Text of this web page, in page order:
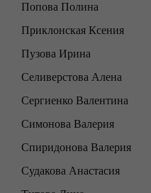
Попова Полина
Приклонская Ксения
Пузова Ирина
Селиверстова Алена
Сергиенко Валентина
Симонова Валерия
Спиридонова Валерия
Судакова Анастасия